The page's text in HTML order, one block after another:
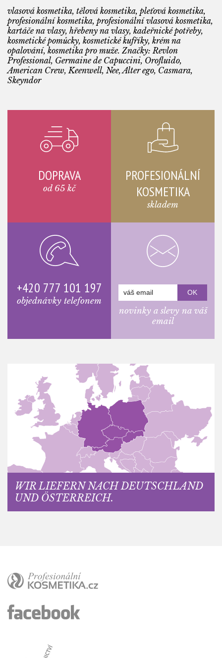
vlasová kosmetika, tělová kosmetika, pleťová kosmetika,
profesionální kosmetika, profesionální vlasová kosmetika,
kartáče na vlasy, hřebeny na vlasy, kadeřnické potřeby,
kosmetické pomůcky, kosmetické kufříky, krém na
opalování, kosmetika pro muže. Značky: Revlon
Professional, Germaine de Capuccini, Orofluido,
American Crew, Keenwell, Nee, Alter ego, Casmara,
Skeyndor
DOPRAVA
od 65 kč
PROFESIONÁLNÍ
KOSMETIKA
skladem
+420 777 101 197
objednávky telefonem
novinky a slevy na váš
email
WIR LIEFERN NACH DEUTSCHLAND
UND ÖSTERREICH.